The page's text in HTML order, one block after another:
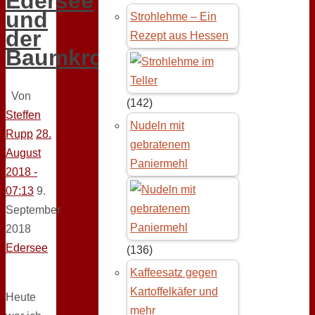
und
der
Baumkronenweg
Von
Steffen
Rupp 28.
August
2018 -
07:13 9.
September
2018
Edersee
Heute
Strohlehme – Ein
Rezept aus Hessen
(142)
Nudeln mit
gebratenem
Paniermehl
(136)
Kaffeesatz gegen
Kartoffelkäfer und
mehr